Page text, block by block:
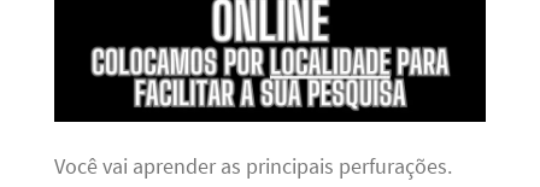
Você vai aprender as principais perfurações.